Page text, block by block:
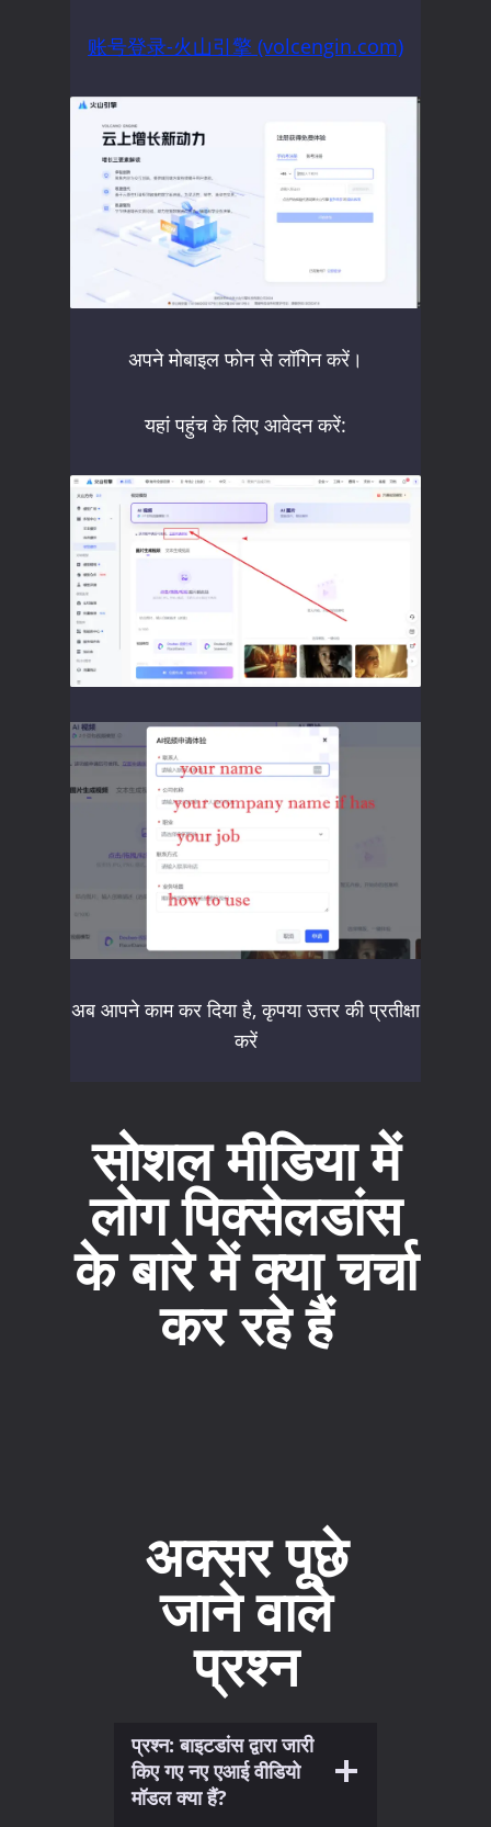
账号登录-火山引擎 (volcengin.com)
अपने मोबाइल फोन से लॉगिन करें।
यहां पहुंच के लिए आवेदन करें:
अब आपने काम कर दिया है, कृपया उत्तर की प्रतीक्षा
करें
सोशल मीडिया में
लोग पिक्सेलडांस
के बारे में क्या चर्चा
कर रहे हैं
अक्सर पूछे
जाने वाले
प्रश्न
प्रश्न: बाइटडांस द्वारा जारी
किए गए नए एआई वीडियो
मॉडल क्या हैं?